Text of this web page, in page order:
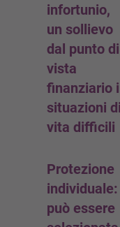
infortunio,
un sollievo
dal punto di
vista
finanziario
situazioni di
vita difficili
Protezione
individuale:
può essere